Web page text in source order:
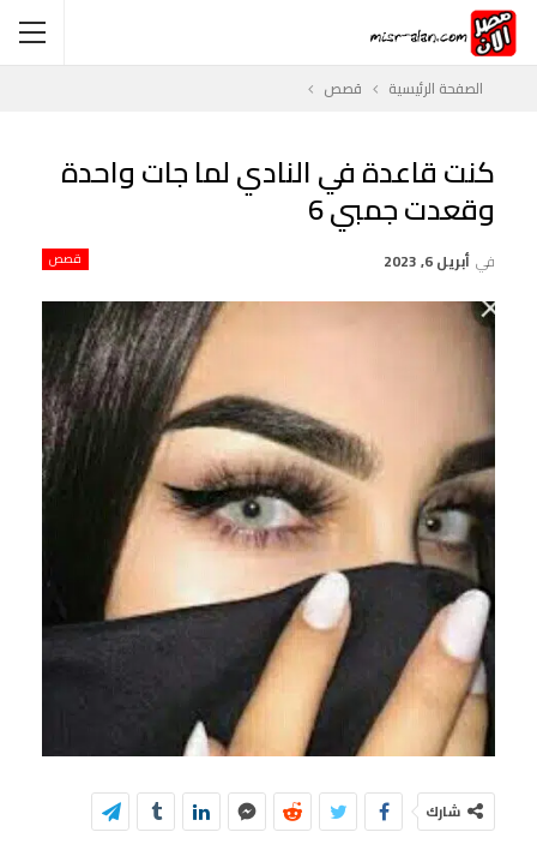
الصفحة الرئيسية قصص
كنت قاعدة في النادي لما جات واحدة
وقعدت جمبي 6
قصص في أبريل 6, 2023
شارك